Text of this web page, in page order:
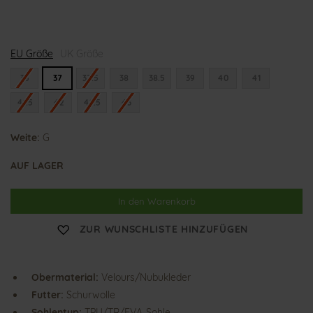
e
EU Größe
36 37 37.5
41.5 42 42.5 43
Weite: G
AUF LAGER
In den Warenkorb
ZUR WUNSCHLISTE HINZUFÜGEN
Obermaterial: Velours/Nubukleder
Futter: Schurwolle